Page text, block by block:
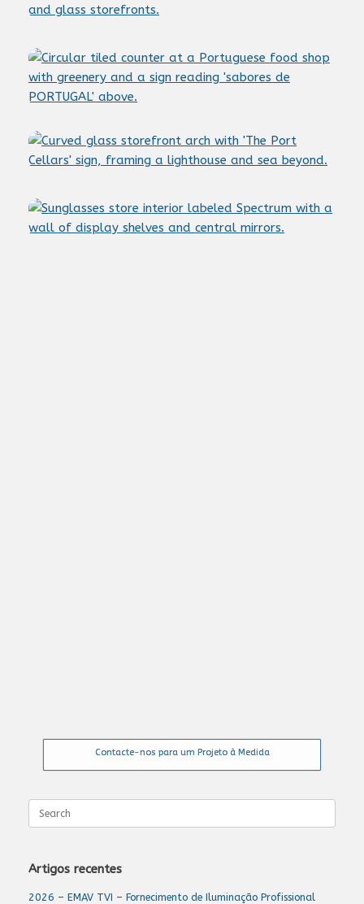
Contacte-nos para um Projeto à Medida
Search
for:
Artigos recentes
2026 – EMAV TVI – Fornecimento de Iluminação Profissional